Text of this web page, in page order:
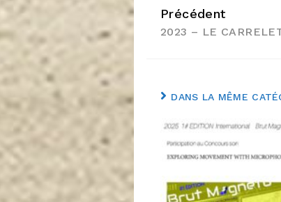
Voir
la
Précédent
2023 – LE
DANS LA MÊME